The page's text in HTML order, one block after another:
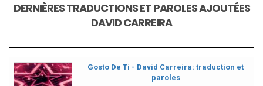
DERNIÈRES TRADUCTIONS ET PAROLES AJOUTÉES
DAVID CARREIRA
Gosto De Ti - David Carreira: traduction et
paroles